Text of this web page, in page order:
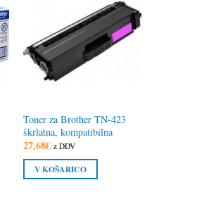
Toner za Brother TN-423
škrlatna, kompatibilna
27,68€ z DDV
V KOŠARICO